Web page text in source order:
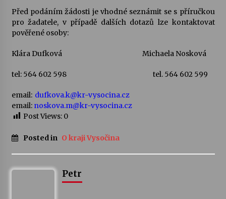
Před podáním žádosti je vhodné seznámit se s příručkou
pro žadatele, v případě dalších dotazů lze kontaktovat
pověřené osoby:
Klára Dufková Michaela Nosková
tel: 564 602 598 tel. 564 602 599
email: dufkova.k@kr-vysocina.cz
email: noskova.m@kr-vysocina.cz
Post Views: 0
Posted in O kraji Vysočina
Petr